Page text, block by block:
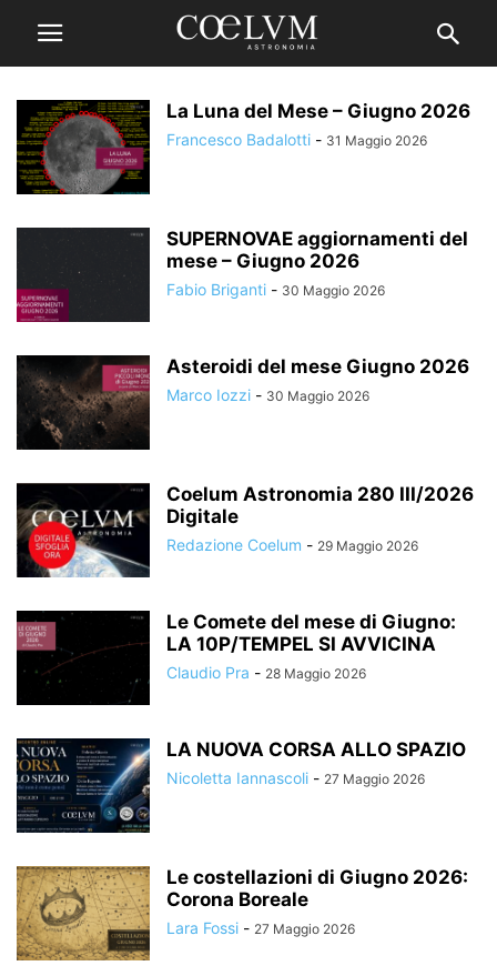
La Luna del Mese – Giugno 2026
Francesco Badalotti - 31 Maggio 2026
SUPERNOVAE aggiornamenti del
mese – Giugno 2026
Fabio Briganti - 30 Maggio 2026
Asteroidi del mese Giugno 2026
Marco Iozzi - 30 Maggio 2026
Coelum Astronomia 280 III/2026
Digitale
Redazione Coelum - 29 Maggio 2026
Le Comete del mese di Giugno:
LA 10P/TEMPEL SI AVVICINA
Claudio Pra - 28 Maggio 2026
LA NUOVA CORSA ALLO SPAZIO
Nicoletta Iannascoli - 27 Maggio 2026
Le costellazioni di Giugno 2026:
Corona Boreale
Lara Fossi - 27 Maggio 2026